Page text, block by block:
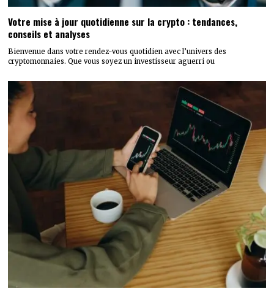
Votre mise à jour quotidienne sur la crypto : tendances,
conseils et analyses
Bienvenue dans votre rendez-vous quotidien avec l’univers des
cryptomonnaies. Que vous soyez un investisseur aguerri ou